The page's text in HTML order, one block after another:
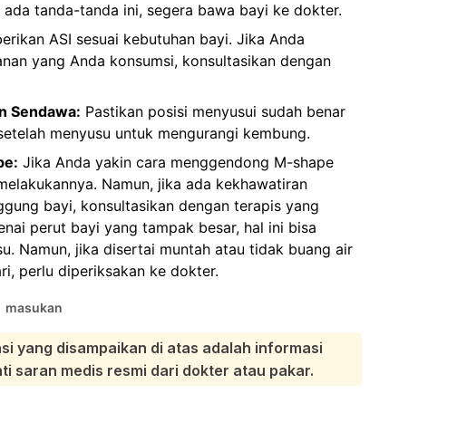
tanda-tanda ini, segera bawa bayi ke dokter.
ASI sesuai kebutuhan bayi. Jika Anda
yang Anda konsumsi, konsultasikan dengan
Sendawa: Pastikan posisi menyusui sudah benar
menyusu untuk mengurangi kembung.
Jika Anda yakin cara menggendong M-shape
Namun, jika ada kekhawatiran
bayi, konsultasikan dengan terapis yang
perut bayi yang tampak besar, hal ini bisa
Namun, jika disertai muntah atau tidak buang air
perlu diperiksakan ke dokter.
masukan
yang disampaikan di atas adalah informasi
saran medis resmi dari dokter atau pakar.